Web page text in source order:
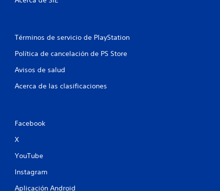
Términos de servicio de PlayStation
Política de cancelación de PS Store
Avisos de salud
Acerca de las clasificaciones
Facebook
X
YouTube
Instagram
Aplicación Android